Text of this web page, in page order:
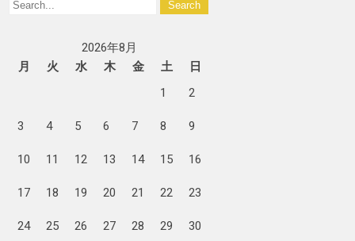
2026年8月
月
火 水 木 金 土
日
1
2
3 4 5 6 7 8 9
10 11 12 13 14 15 16
17 18 19 20 21 22 23
24 25 26 27 28 29 30